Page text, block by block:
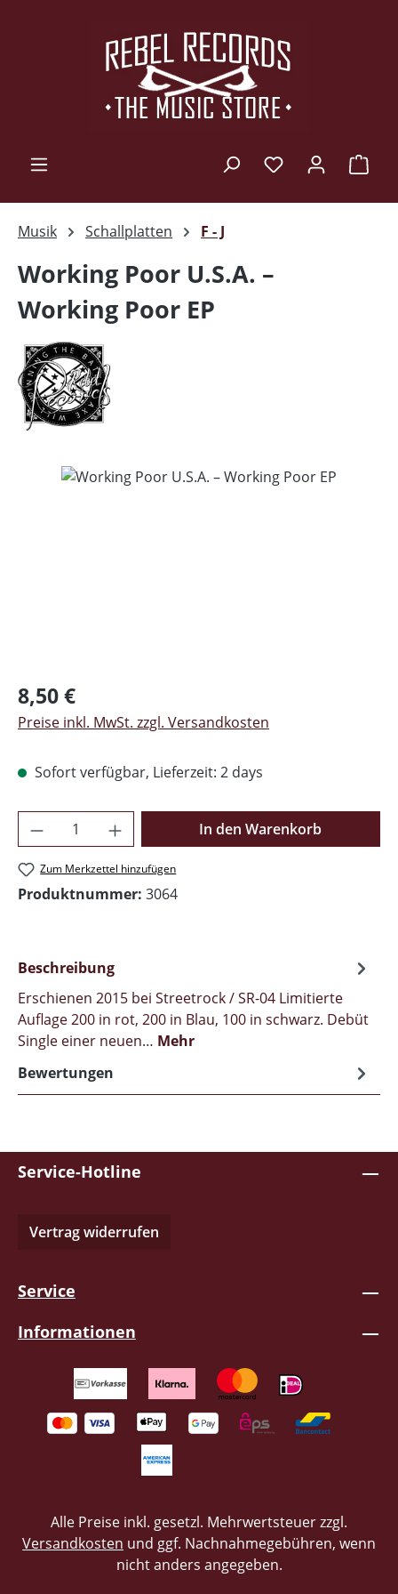
Musik Schallplatten F - J
Working Poor U.S.A. ‎–
Working Poor EP
Regulärer Preis:
8,50 €
Preise inkl. MwSt. zzgl. Versandkosten
Sofort verfügbar, Lieferzeit: 2 days
Produkt Anzahl: Gib den gewünschten
In den Warenkorb
Zum Merkzettel hinzufügen
Produktnummer: 3064
Beschreibung
Erschienen 2015 bei Streetrock / SR-04 Limitierte
Auflage 200 in rot, 200 in Blau, 100 in schwarz. Debüt
Single einer neuen… Mehr
Bewertungen
Service-Hotline
Vertrag widerrufen
Service
Informationen
Alle Preise inkl. gesetzl. Mehrwertsteuer zzgl.
Versandkosten und ggf. Nachnahmegebühren, wenn
nicht anders angegeben.